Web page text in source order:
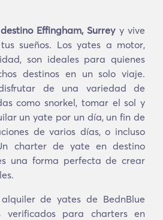
Effingham, Surreyy vive
sueños. Los yates a motor,
son ideales para quienes
destinos en un solo viaje.
de una variedad de
como snorkel, tomar el sol y
un yate por un día, un fin de
de varios días, o incluso
charter de yate en destino
una forma perfecta de crear
de yates de BednBlue
verificados para charters en